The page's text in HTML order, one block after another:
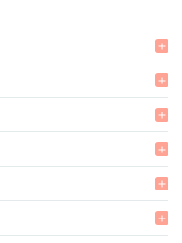
add
add
add
add
add
add